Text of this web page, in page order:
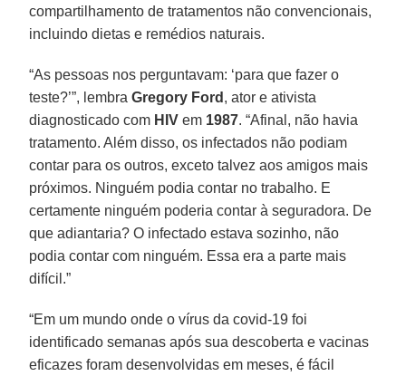
compartilhamento de tratamentos não convencionais,
incluindo dietas e remédios naturais.
“As pessoas nos perguntavam: ‘para que fazer o
teste?’”, lembraGregory Ford , ator e ativista
diagnosticado com HIV em 1987. “Afinal, não havia
tratamento. Além disso, os infectados não podiam
contar para os outros, exceto talvez aos amigos mais
próximos. Ninguém podia contar no trabalho. E
certamente ninguém poderia contar à seguradora. De
que adiantaria? O infectado estava sozinho, não
podia contar com ninguém. Essa era a parte mais
difícil.”
“Em um mundo onde o vírus da covid-19 foi
identificado semanas após sua descoberta e vacinas
eficazes foram desenvolvidas em meses, é fácil